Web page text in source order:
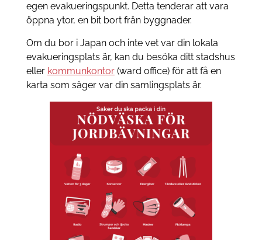
egen evakueringspunkt. Detta tenderar att vara
öppna ytor, en bit bort från byggnader.
Om du bor i Japan och inte vet var din lokala
evakueringsplats är, kan du besöka ditt stadshus
eller kommunkontor(ward office) för att få en
karta som säger var din samlingsplats är.